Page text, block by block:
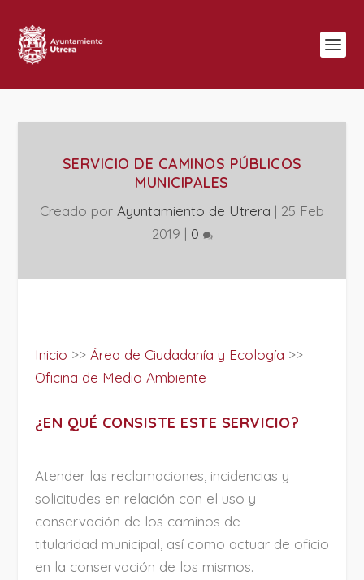
SERVICIO DE CAMINOS PÚBLICOS
MUNICIPALES
Creado por Ayuntamiento de Utrera | 25 Feb
2019 | 0
Inicio >> Área de Ciudadanía y Ecología >>
Oficina de Medio Ambiente
¿EN QUÉ CONSISTE ESTE SERVICIO?
Atender las reclamaciones, incidencias y
solicitudes en relación con el uso y
conservación de los caminos de
titularidad municipal, así como actuar de oficio
en la conservación de los mismos.